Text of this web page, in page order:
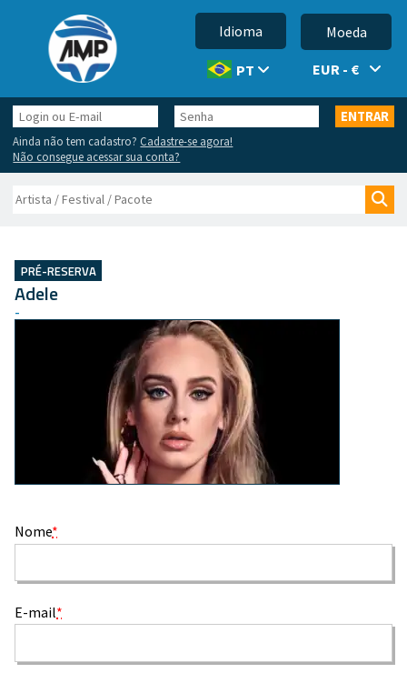
Idioma
PT
Moeda
EUR - €
Login
ou
E-
mail
Senha ENTRAR
Ainda não tem cadastro? Cadastre-se agora!
Não consegue acessar sua conta?
Buscar
PRÉ-RESERVA
Adele
-
Nome*
E-mail*